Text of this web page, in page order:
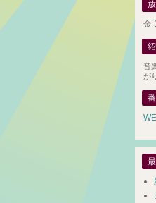
金
音
が